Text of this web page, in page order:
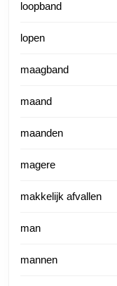
loopband
lopen
maagband
maand
maanden
magere
makkelijk afvallen
man
mannen